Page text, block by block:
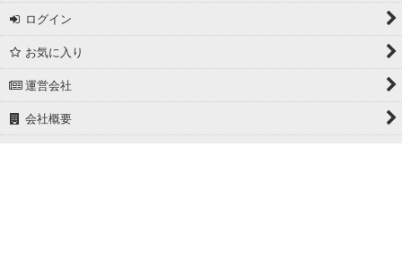
ドビー
撥水加工
起毛生地
ログイン
お気に入り
運営会社
会社概要